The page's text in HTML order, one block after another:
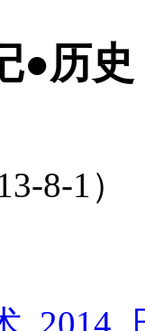
●历史
8-1）
2014